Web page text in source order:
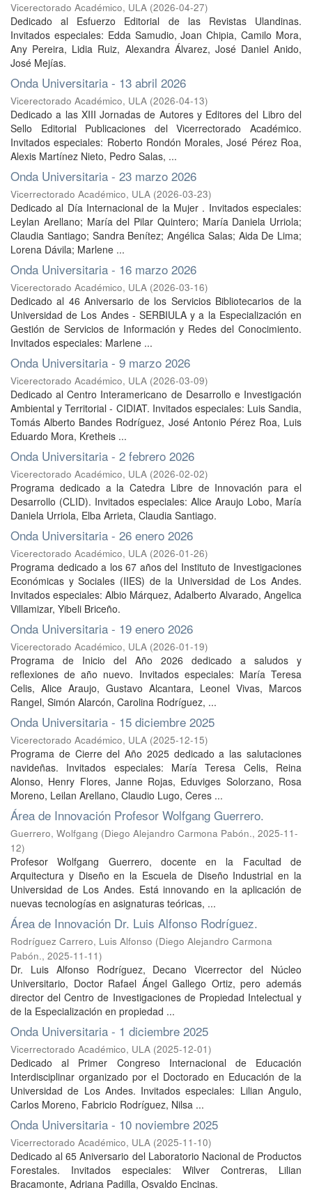
Vicerectorado Académico, ULA (2026-04-27)
Dedicado al Esfuerzo Editorial de las Revistas Ulandinas.
Invitados especiales: Edda Samudio, Joan Chipia, Camilo Mora,
Any Pereira, Lidia Ruiz, Alexandra Álvarez, José Daniel Anido,
José Mejías.
Onda Universitaria - 13 abril 2026
Vicerectorado Académico, ULA (2026-04-13)
Dedicado a las XIII Jornadas de Autores y Editores del Libro del
Sello Editorial Publicaciones del Vicerrectorado Académico.
Invitados especiales: Roberto Rondón Morales, José Pérez Roa,
Alexis Martínez Nieto, Pedro Salas, ...
Onda Universitaria - 23 marzo 2026
Vicerrectorado Académico, ULA (2026-03-23)
Dedicado al Día Internacional de la Mujer . Invitados especiales:
Leylan Arellano; María del Pilar Quintero; María Daniela Urriola;
Claudia Santiago; Sandra Benítez; Angélica Salas; Aida De Lima;
Lorena Dávila; Marlene ...
Onda Universitaria - 16 marzo 2026
Vicerectorado Académico, ULA (2026-03-16)
Dedicado al 46 Aniversario de los Servicios Bibliotecarios de la
Universidad de Los Andes - SERBIULA y a la Especialización en
Gestión de Servicios de Información y Redes del Conocimiento.
Invitados especiales: Marlene ...
Onda Universitaria - 9 marzo 2026
Vicerectorado Académico, ULA (2026-03-09)
Dedicado al Centro Interamericano de Desarrollo e Investigación
Ambiental y Territorial - CIDIAT. Invitados especiales: Luis Sandia,
Tomás Alberto Bandes Rodríguez, José Antonio Pérez Roa, Luis
Eduardo Mora, Kretheis ...
Onda Universitaria - 2 febrero 2026
Vicerectorado Académico, ULA (2026-02-02)
Programa dedicado a la Catedra Libre de Innovación para el
Desarrollo (CLID). Invitados especiales: Alice Araujo Lobo, María
Daniela Urriola, Elba Arrieta, Claudia Santiago.
Onda Universitaria - 26 enero 2026
Vicerectorado Académico, ULA (2026-01-26)
Programa dedicado a los 67 años del Instituto de Investigaciones
Económicas y Sociales (IIES) de la Universidad de Los Andes.
Invitados especiales: Albio Márquez, Adalberto Alvarado, Angelica
Villamizar, Yibeli Briceño.
Onda Universitaria - 19 enero 2026
Vicerectorado Académico, ULA (2026-01-19)
Programa de Inicio del Año 2026 dedicado a saludos y
reflexiones de año nuevo. Invitados especiales: María Teresa
Celis, Alice Araujo, Gustavo Alcantara, Leonel Vivas, Marcos
Rangel, Simón Alarcón, Carolina Rodríguez, ...
Onda Universitaria - 15 diciembre 2025
Vicerectorado Académico, ULA (2025-12-15)
Programa de Cierre del Año 2025 dedicado a las salutaciones
navideñas. Invitados especiales: María Teresa Celis, Reina
Alonso, Henry Flores, Janne Rojas, Eduviges Solorzano, Rosa
Moreno, Leilan Arellano, Claudio Lugo, Ceres ...
Área de Innovación Profesor Wolfgang Guerrero.
Guerrero, Wolfgang (Diego Alejandro Carmona Pabón., 2025-11-
12)
Profesor Wolfgang Guerrero, docente en la Facultad de
Arquitectura y Diseño en la Escuela de Diseño Industrial en la
Universidad de Los Andes. Está innovando en la aplicación de
nuevas tecnologías en asignaturas teóricas, ...
Área de Innovación Dr. Luis Alfonso Rodríguez.
Rodríguez Carrero, Luis Alfonso (Diego Alejandro Carmona
Pabón., 2025-11-11)
Dr. Luis Alfonso Rodríguez, Decano Vicerrector del Núcleo
Universitario, Doctor Rafael Ángel Gallego Ortiz, pero además
director del Centro de Investigaciones de Propiedad Intelectual y
de la Especialización en propiedad ...
Onda Universitaria - 1 diciembre 2025
Vicerrectorado Académico, ULA (2025-12-01)
Dedicado al Primer Congreso Internacional de Educación
Interdisciplinar organizado por el Doctorado en Educación de la
Universidad de Los Andes. Invitados especiales: Lilian Angulo,
Carlos Moreno, Fabricio Rodríguez, Nilsa ...
Onda Universitaria - 10 noviembre 2025
Vicerrectorado Académico, ULA (2025-11-10)
Dedicado al 65 Aniversario del Laboratorio Nacional de Productos
Forestales. Invitados especiales: Wilver Contreras, Lilian
Bracamonte, Adriana Padilla, Osvaldo Encinas.